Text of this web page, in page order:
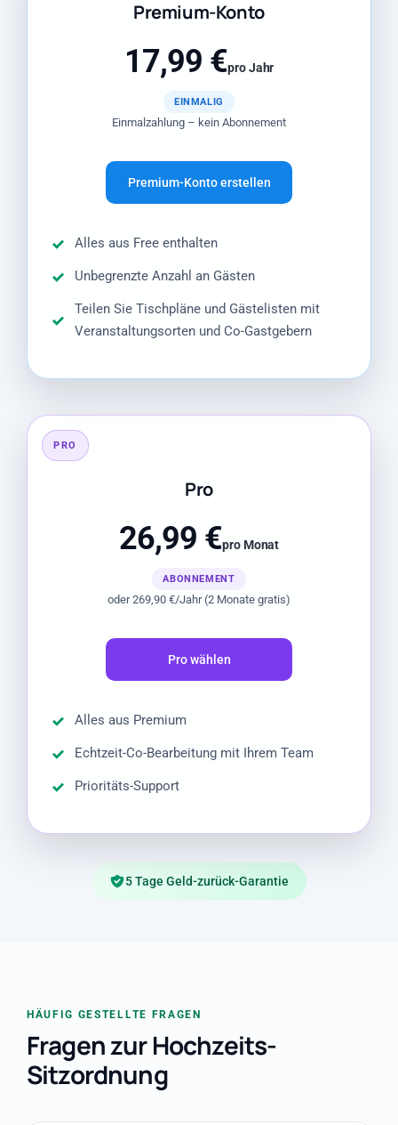
Premium-Konto
17,99 €pro Jahr
EINMALIG
Einmalzahlung – kein Abonnement
Premium-Konto erstellen
Alles aus Free enthalten
Unbegrenzte Anzahl an Gästen
Teilen Sie Tischpläne und Gästelisten mit
Veranstaltungsorten und Co-Gastgebern
PRO
Pro
26,99 €pro Monat
ABONNEMENT
oder 269,90 €/Jahr (2 Monate gratis)
Pro wählen
Alles aus Premium
Echtzeit-Co-Bearbeitung mit Ihrem Team
Prioritäts-Support
5 Tage Geld-zurück-Garantie
HÄUFIG GESTELLTE FRAGEN
Fragen zur Hochzeits-
Sitzordnung